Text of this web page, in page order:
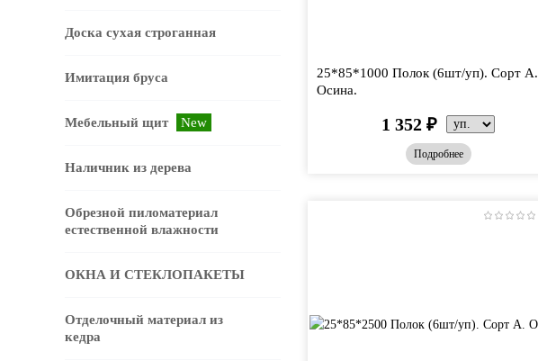
Доска сухая строганная
Имитация бруса
Мебельный щит New
Наличник из дерева
Обрезной пиломатериал
естественной влажности
ОКНА И СТЕКЛОПАКЕТЫ
Отделочный материал из
кедра
25*85*1000 Полок (6шт/уп). Сорт А.
Осина.
1 352 ₽
Подробнее